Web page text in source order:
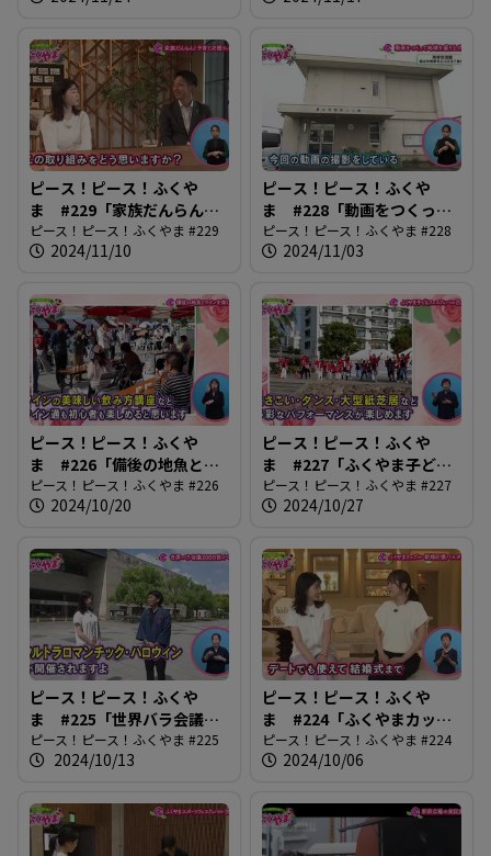
ピース！ピース！ふくや
ま #229「家族だんらん！
子育て応援ウィーク」
ピース！ピース！ふくやま #229
2024/11/10
ピース！ピース！ふくや
ま #228「動画をつくって
地域を盛り上げよう」
ピース！ピース！ふくやま #228
2024/11/03
ピース！ピース！ふくや
ま #226「備後の地魚とワ
インを楽しもう」
ピース！ピース！ふくやま #226
2024/10/20
ピース！ピース！ふくや
ま #227「ふくやま子ども
フェスティバル2024」
ピース！ピース！ふくやま #227
2024/10/27
ピース！ピース！ふくや
ま #225「世界バラ会議
200日前イベント」
ピース！ピース！ふくやま #225
2024/10/13
ピース！ピース！ふくや
ま #224「ふくやまカップ
ル・新婚応援パスポート」
ピース！ピース！ふくやま #224
2024/10/06